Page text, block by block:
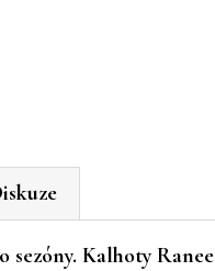
sezóny. Kalhoty